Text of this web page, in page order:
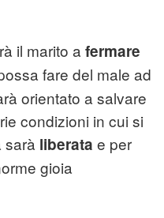
il marito a fermare
fare del male ad
orientato a salvare
condizioni in cui si
sarà liberata e per
gioia